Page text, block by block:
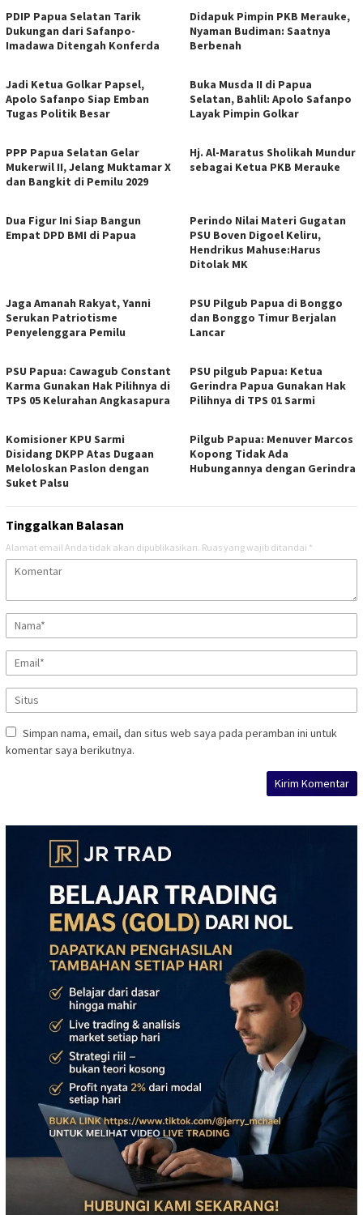
PDIP Papua Selatan Tarik
Dukungan dari Safanpo-
Imadawa Ditengah Konferda
Didapuk Pimpin PKB Merauke,
Nyaman Budiman: Saatnya
Berbenah
Jadi Ketua Golkar Papsel,
Apolo Safanpo Siap Emban
Tugas Politik Besar
Buka Musda II di Papua
Selatan, Bahlil: Apolo Safanpo
Layak Pimpin Golkar
PPP Papua Selatan Gelar
Mukerwil II, Jelang Muktamar X
dan Bangkit di Pemilu 2029
Hj. Al-Maratus Sholikah Mundur
sebagai Ketua PKB Merauke
Dua Figur Ini Siap Bangun
Empat DPD BMI di Papua
Perindo Nilai Materi Gugatan
PSU Boven Digoel Keliru,
Hendrikus Mahuse:Harus
Ditolak MK
Jaga Amanah Rakyat, Yanni
Serukan Patriotisme
Penyelenggara Pemilu
PSU Pilgub Papua di Bonggo
dan Bonggo Timur Berjalan
Lancar
PSU Papua: Cawagub Constant
Karma Gunakan Hak Pilihnya di
TPS 05 Kelurahan Angkasapura
PSU pilgub Papua: Ketua
Gerindra Papua Gunakan Hak
Pilihnya di TPS 01 Sarmi
Komisioner KPU Sarmi
Disidang DKPP Atas Dugaan
Meloloskan Paslon dengan
Suket Palsu
Pilgub Papua: Menuver Marcos
Kopong Tidak Ada
Hubungannya dengan Gerindra
Tinggalkan Balasan
Alamat email Anda tidak akan dipublikasikan. Ruas yang wajib ditandai *
Simpan nama, email, dan situs web saya pada peramban ini untuk
komentar saya berikutnya.